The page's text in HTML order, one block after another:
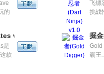
的
的
飞镖
挑战
vs Ninjas Deluxe TD)
是
款
掘
Gold
霸王